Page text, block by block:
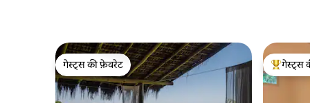
गेस्ट्स की फ़ेवरेट
गेस्ट्स की फ़ेवरेट
गेस्ट्स का
गेस्ट्स